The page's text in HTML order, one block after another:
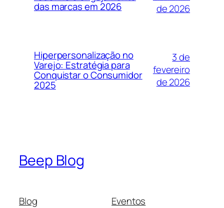
das marcas em 2026
de 2026
Hiperpersonalização no
Varejo: Estratégia para
Conquistar o Consumidor
2025
3 de
fevereiro
de 2026
Beep Blog
Blog
Eventos